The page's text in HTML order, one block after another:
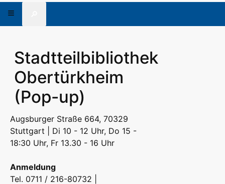
Stadtteilbibliothek
Obertürkheim
(Pop-up)
Augsburger Straße 664, 70329
Stuttgart | Di 10 - 12 Uhr, Do 15 -
18:30 Uhr, Fr 13.30 - 16 Uhr
Anmeldung
Tel. 0711 / 216-80732 |